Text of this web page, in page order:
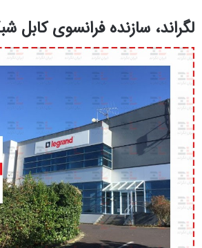
لگراند، سازنده فرانسوی کابل